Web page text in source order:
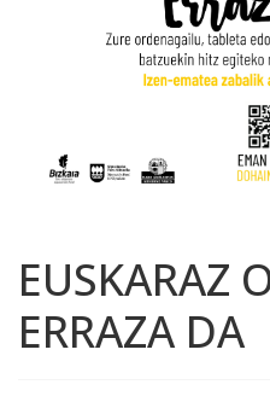
EUSKARAZ
ERRAZA DA